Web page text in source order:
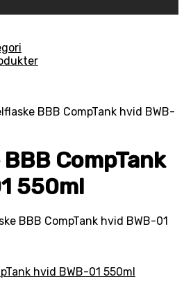
BBB CompTank hvid BWB-
CompTank
550ml
BBB CompTank hvid BWB-01